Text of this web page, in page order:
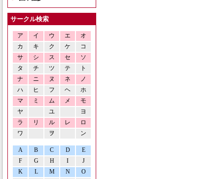
サークル検索
ア イ ウ エ
オ
カ
キ ク ケ
コ
サ
シ ス セ
ソ
タ
チ ツ テ
ト
ナ
ニ ヌ ネ
ノ
ハ
ヒ フ ヘ
ホ
マ
ミ ム メ
モ
ヤ
ユ
ヨ
ラ
リ ル レ
ロ
ワ
ヲ ン
A B C D
E
F
G H I
J
K
L M N O